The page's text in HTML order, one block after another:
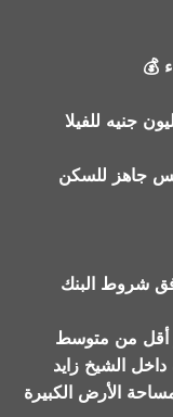
جاهز للسكن
شروط البنك
أقل من متوسط
داخل الشيخ زايد